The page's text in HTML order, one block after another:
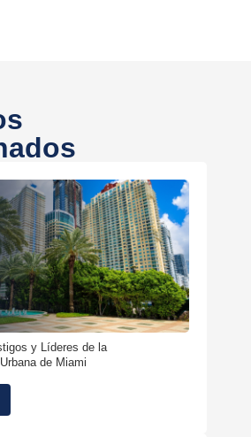
y Líderes de la
de Miami